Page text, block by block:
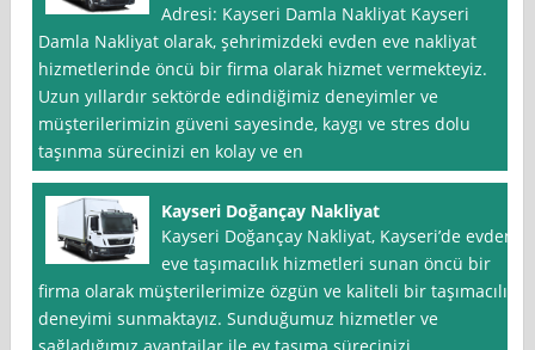
Adresi: Kayseri Damla Nakliyat Kayseri
Damla Nakliyat olarak, şehrimizdeki evden eve nakliyat
hizmetlerinde öncü bir firma olarak hizmet vermekteyiz.
Uzun yıllardır sektörde edindiğimiz deneyimler ve
müşterilerimizin güveni sayesinde, kaygı ve stres dolu
taşınma sürecinizi en kolay ve en
Kayseri Doğançay Nakliyat
Kayseri Doğançay Nakliyat, Kayseri’de evden
eve taşımacılık hizmetleri sunan öncü bir
firma olarak müşterilerimize özgün ve kaliteli bir taşımacılık
deneyimi sunmaktayız. Sunduğumuz hizmetler ve